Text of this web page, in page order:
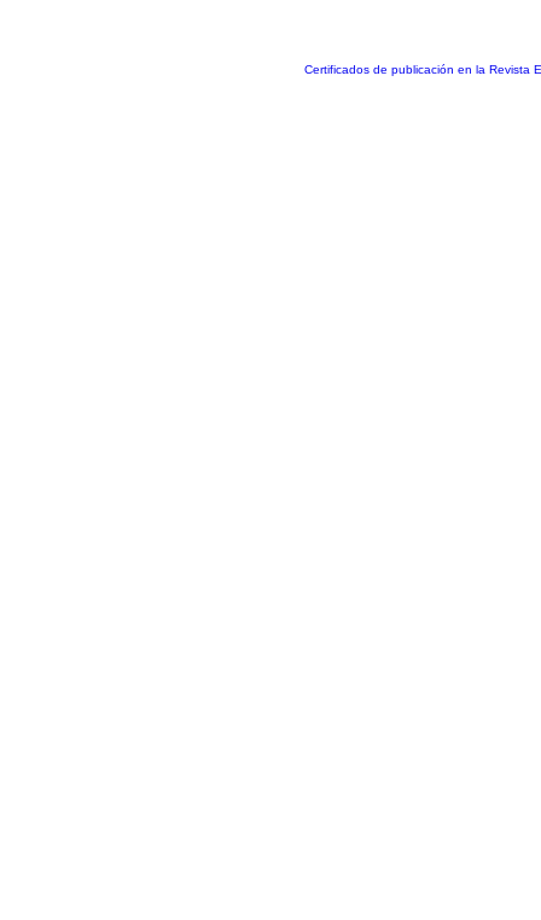
Certificados de publicación en la Revista